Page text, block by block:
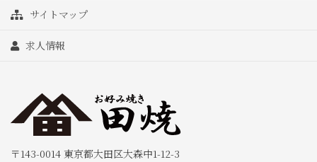
サイトマップ
求人情報
〒143-0014 東京都大田区大森中1-12-3